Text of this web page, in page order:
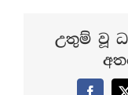
උතුම් වූ